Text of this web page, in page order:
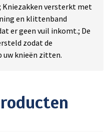
Kniezakken versterkt met
en klittenband
er geen vuil inkomt.; De
zodat de
uw knieën zitten.